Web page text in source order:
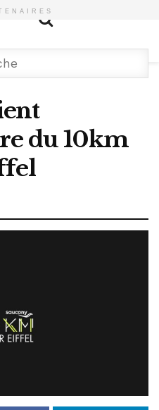
du 10km